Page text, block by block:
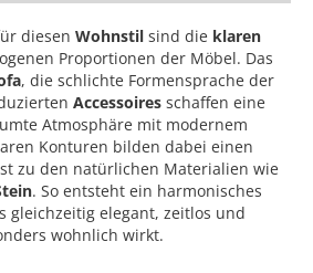
diesen Wohnstil sind die klaren
Proportionen der Möbel. Das
, die schlichte Formensprache der
Accessoires schaffen eine
Atmosphäre mit modernem
Konturen bilden dabei einen
zu den natürlichen Materialien wie
. So entsteht ein harmonisches
gleichzeitig elegant, zeitlos und
wohnlich wirkt.